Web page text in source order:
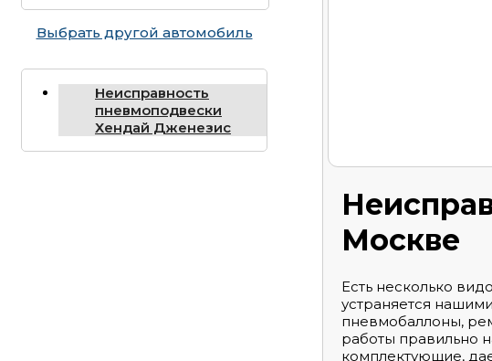
Выбрать другой автомобиль
Неисправность
пневмоподвески
Хендай Дженезис
Москве
Есть несколько
устраняется
пневмобаллоны,
работы правильно
комплектующие,